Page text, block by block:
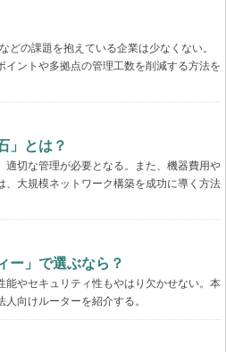
の課題を抱えている企業は少なくない。
ントや多拠点の管理工数を削減する方法を
」とは？
切な管理が必要となる。また、機器費用や
大規模ネットワーク構築を成功に導く方法
ー」で選ぶなら？
やセキュリティ性もやはり欠かせない。本
向けルーターを紹介する。